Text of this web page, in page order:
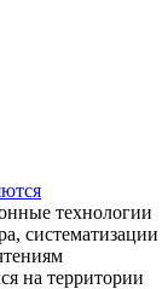
технологии
систематизации
на территории